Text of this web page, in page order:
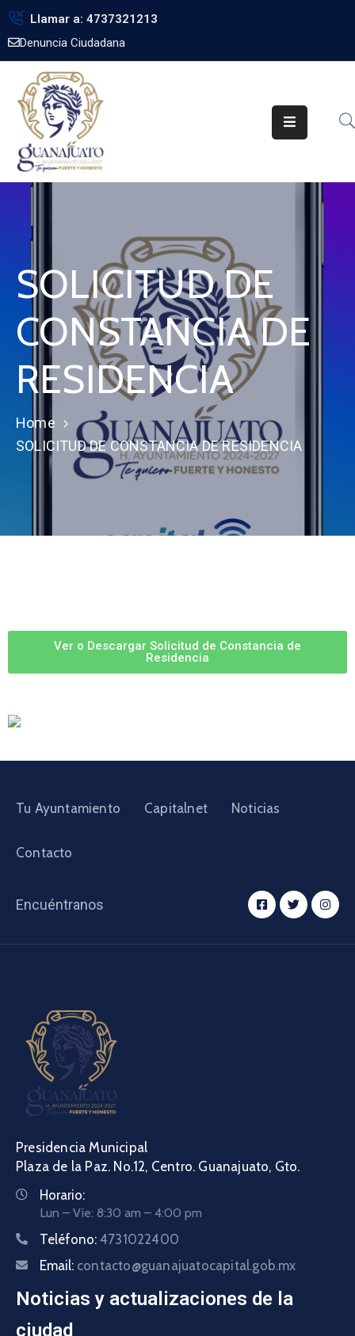
Llamar a: 4737321213
Denuncia Ciudadana
Inicio
Gobierno
Trámites
Noticias
Pública
Biblioteca
SOLICITUD DE
CONSTANCIA DE
RESIDENCIA
Home
SOLICITUD DE CONSTANCIA DE RESIDENCIA
Ver o Descargar Solicitud de Constancia de
Residencia
Tu Ayuntamiento Capitalnet Noticias
Contacto
Encuéntranos
Presidencia Municipal
Plaza de la Paz. No.12, Centro. Guanajuato, Gto.
Horario:
Lun – Vie: 8:30 am – 4:00 pm
Teléfono: 4731022400
Email: contacto@guanajuatocapital.gob.mx
Noticias y actualizaciones de la
ciudad